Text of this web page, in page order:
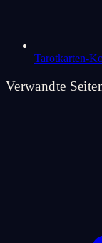
Tarotkarten-
Verwandte